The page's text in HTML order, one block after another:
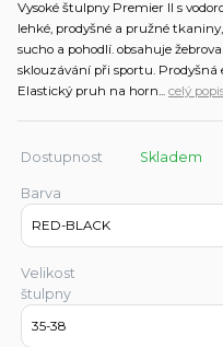
Vysoké štulpny Premier II s
lehké, prodyšné a pružné
sucho a pohodlí. obsahuje
sklouzávání při sportu.
Elastický pruh na horn... celý
Dostupnost Skladem
Barva
Velikost
štulpny